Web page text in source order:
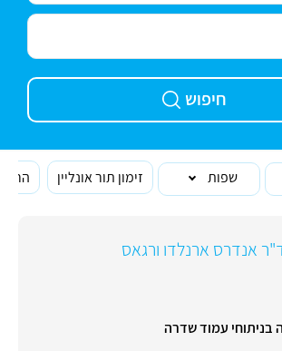
חיפוש
שפות זימון תור אונליין
אנדרס ארנלדו ורגאס
בניתוחי עמוד שדרה